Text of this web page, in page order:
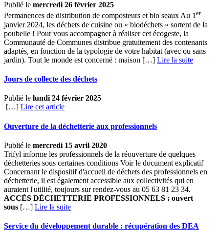
Publié le mercredi 26 février 2025
Permanences de distribution de composteurs et bio seaux Au 1er
janvier 2024, les déchets de cuisine ou « biodéchets » sortent de la
poubelle ! Pour vous accompagner à réaliser cet écogeste, la
Communauté de Communes distribue gratuitement des contenants
adaptés, en fonction de la typologie de votre habitat (avec ou sans
jardin). Tout le monde est concerné : maison […] ­ Lire la suite
Jours de collecte des déchets
Publié le lundi 24 février 2025
[…] Lire cet article
Ouverture de la déchetterie aux professionnels
Publié le mercredi 15 avril 2020
Trifyl informe les professionnels de la réouverture de quelques
déchetteries sous certaines conditions Voir le document explicatif
Concernant le dispositif d'accueil de déchets des professionnels en
déchetterie, il est également accessible aux collectivités qui en
auraient l'utilité, toujours sur rendez-vous au 05 63 81 23 34.
ACCÈS DÉCHETTERIE PROFESSIONNELS : ouvert
sous […] ­ Lire la suite
Service du développement durable : récupération des DEA